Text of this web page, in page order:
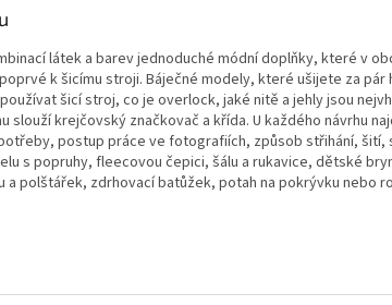
látek a barev jednoduché módní doplňky, které v
k šicímu stroji. Báječné modely, které ušijete za pár
šicí stroj, co je overlock, jaké nitě a jehly jsou
slouží krejčovský značkovač a křída. U každého návrhu
postup práce ve fotografiích, způsob střihání, šití,
s popruhy, fleecovou čepici, šálu a rukavice, dětské
a polštářek, zdrhovací batůžek, potah na pokrývku nebo